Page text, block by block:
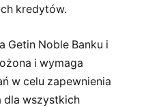
kredytów.
Getin Noble Banku i
i wymaga
w celu zapewnienia
dla wszystkich